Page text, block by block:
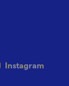
Instagram